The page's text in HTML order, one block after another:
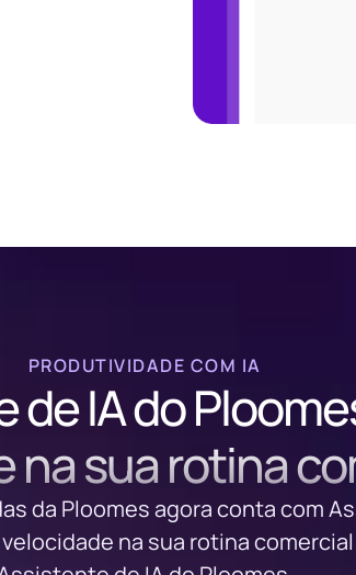
PRODUTIVIDADE COM IA
de IA do
na sua rotina
da Ploomes agora conta com
velocidade na sua rotina